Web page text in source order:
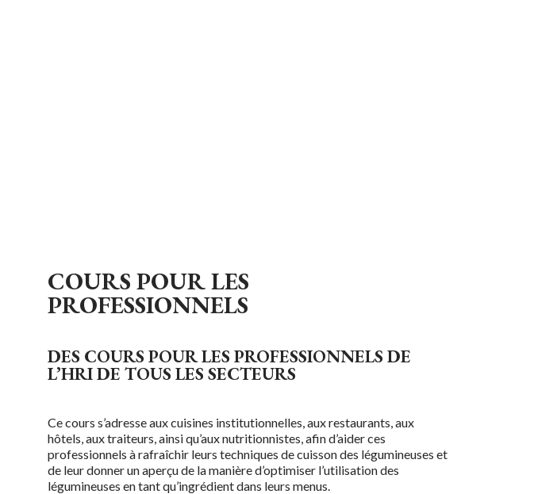
COURS POUR LES
PROFESSIONNELS
DES COURS POUR LES PROFESSIONNELS DE
L’HRI DE TOUS LES SECTEURS
Ce cours s’adresse aux cuisines institutionnelles, aux restaurants, aux
hôtels, aux traiteurs, ainsi qu’aux nutritionnistes, afin d’aider ces
professionnels à rafraîchir leurs techniques de cuisson des légumineuses et
de leur donner un aperçu de la manière d’optimiser l’utilisation des
légumineuses en tant qu’ingrédient dans leurs menus.